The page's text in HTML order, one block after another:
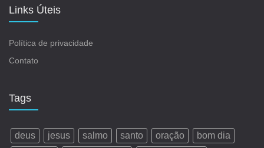
Links Úteis
Política de privacidade
Contato
Tags
deus jesus salmo santo oração
bom dia